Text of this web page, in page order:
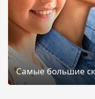
Самые большие